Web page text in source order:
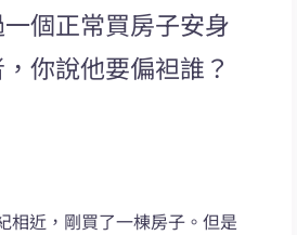
個正常買房子安身
你說他要偏袒誰？
相近，剛買了一棟房子。但是